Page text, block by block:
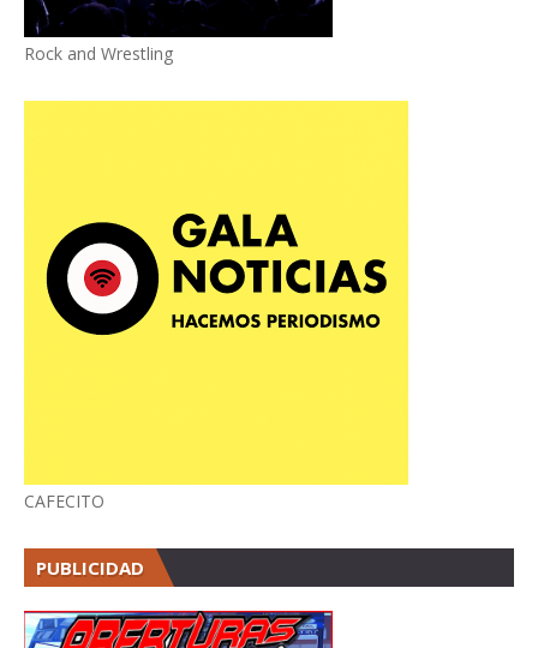
Rock and Wrestling
CAFECITO
PUBLICIDAD